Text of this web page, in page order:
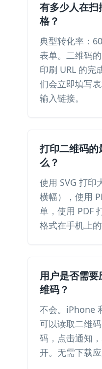
有多少人在
格？
典型转化率：
表单。二维码
印刷 URL 的完
们会立即填写
输入链接。
打印二维码
么？
使用 SVG 打印
横幅），使用
单，使用 PDF
格式在手机上
用户是否需
维码？
不会。iPhone
可以读取二维
码，点击通知
开。无需下载应